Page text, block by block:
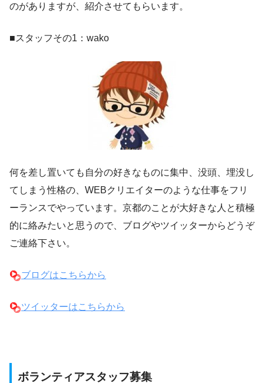
のがありますが、紹介させてもらいます。
■スタッフその1：wako
何を差し置いても自分の好きなものに集中、没頭、埋没し
てしまう性格の、WEBクリエイターのような仕事をフリ
ーランスでやっています。京都のことが大好きな人と積極
的に絡みたいと思うので、ブログやツイッターからどうぞ
ご連絡下さい。
ブログはこちらから
ツイッターはこちらから
ボランティアスタッフ募集